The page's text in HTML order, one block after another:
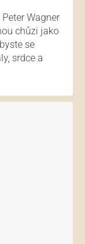
Wagner
chůzi jako
se
srdce a